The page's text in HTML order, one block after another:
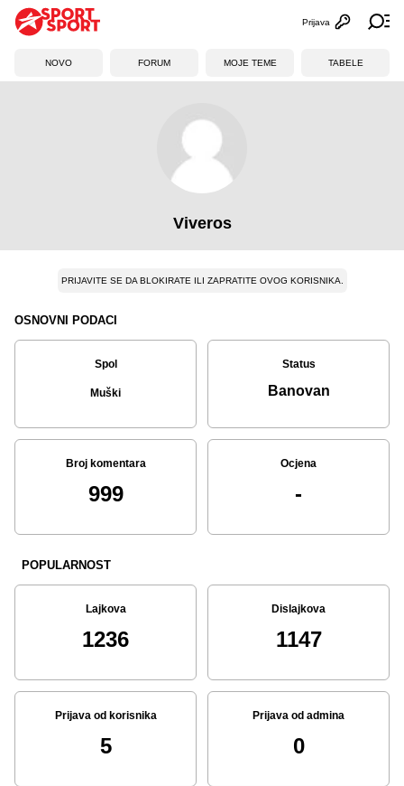
Otvori
Prijava
NOVO FORUM MOJE TEME TABELE
Viveros
PRIJAVITE SE DA BLOKIRATE ILI ZAPRATITE OVOG KORISNIKA.
OSNOVNI PODACI
Spol
Muški
Status
Banovan
Broj komentara
999
Ocjena
-
POPULARNOST
Lajkova
1236
Dislajkova
1147
Prijava od korisnika
5
Prijava od admina
0